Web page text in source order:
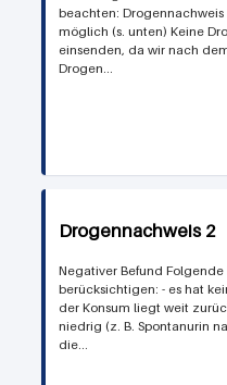
beachten: Drogennachweis ist nur aus humanem Material
möglich (s. unten) Keine Drogen zur Untersuchung
einsenden, da wir nach
Drogen...
Drogennachweis 2
Negativer Befund Folgende Möglichkeiten sind zu
berücksichtigen: - es hat kein Drogenkonsum stattgefunden -
der Konsum liegt weit zurück - die Konzentration ist
niedrig (z. B. Spontanurin
die...